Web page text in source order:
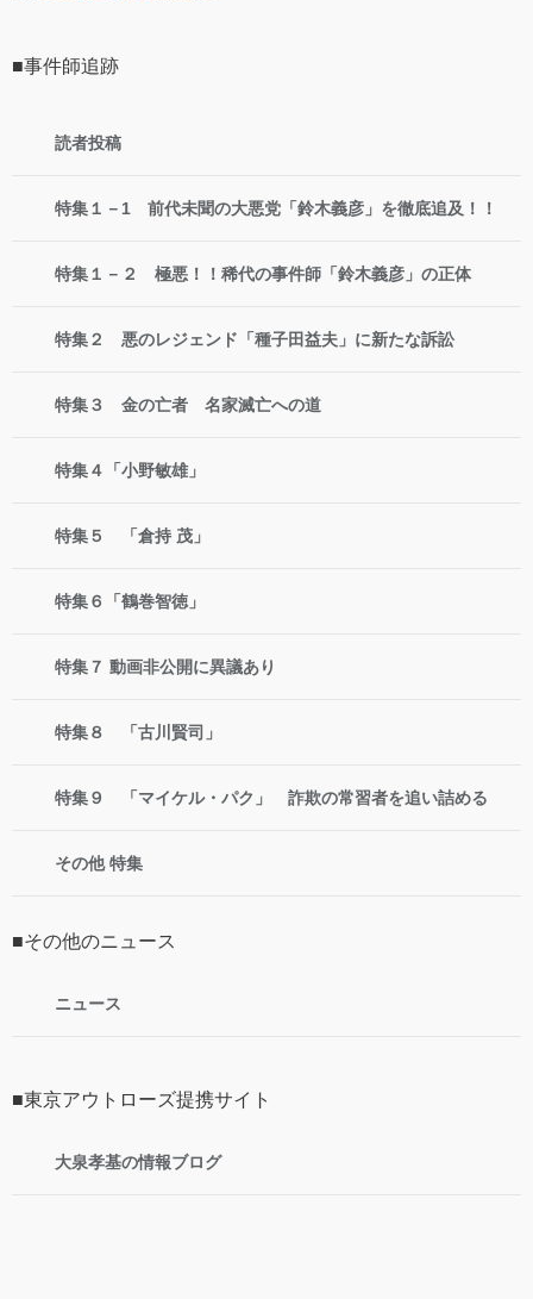
■事件師追跡
読者投稿
特集１－1 前代未聞の大悪党「鈴木義彦」を徹底追及！！
特集１－２ 極悪！！稀代の事件師「鈴木義彦」の正体
特集２ 悪のレジェンド「種子田益夫」に新たな訴訟
特集３ 金の亡者 名家滅亡への道
特集４「小野敏雄」
特集５ 「倉持 茂」
特集６「鶴巻智徳」
特集７ 動画非公開に異議あり
特集８ 「古川賢司」
特集９ 「マイケル・パク」 詐欺の常習者を追い詰める
その他 特集
■その他のニュース
ニュース
■東京アウトローズ提携サイト
大泉孝基の情報ブログ